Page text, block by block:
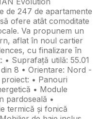
de 247 de apartamente
ofere atât comoditate
Va propunem un
aflat în noul cartier
cu finalizare în
• Suprafață utilă: 55.01
8 • Orientare: Nord -
• Panouri
• Module
pardoseală •
termică și fonică